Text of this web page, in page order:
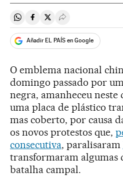
Compartir en Whatsapp
Compartir en Facebook
Compartir en Twitter
Desplegar Redes
Añadir EL PAÍS en Google
O emblema nacional
domingo passado por
negra, amanheceu
uma placa de plástico
mas coberto, por causa
os novos protestos que,
consecutiva, paralisaram
transformaram algumas
batalha campal.